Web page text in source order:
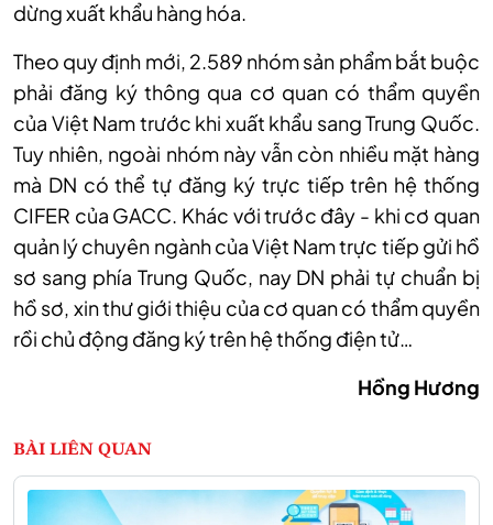
dừng xuất khẩu hàng hóa.
Theo quy định mới, 2.589 nhóm sản phẩm bắt buộc
phải đăng ký thông qua cơ quan có thẩm quyền
của Việt Nam trước khi xuất khẩu sang Trung Quốc.
Tuy nhiên, ngoài nhóm này vẫn còn nhiều mặt hàng
mà DN có thể tự đăng ký trực tiếp trên hệ thống
CIFER của GACC. Khác với trước đây - khi cơ quan
quản lý chuyên ngành của Việt Nam trực tiếp gửi hồ
sơ sang phía Trung Quốc, nay DN phải tự chuẩn bị
hồ sơ, xin thư giới thiệu của cơ quan có thẩm quyền
rồi chủ động đăng ký trên hệ thống điện tử…
Hồng Hương
BÀI LIÊN QUAN